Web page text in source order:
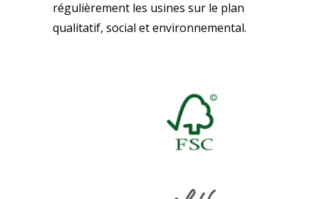
régulièrement les usines sur le plan
qualitatif, social et environnemental.